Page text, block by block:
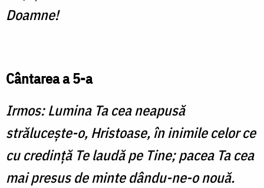
Doamne!
Cântarea a 5-a
Irmos: Lumina Ta cea neapusă
străluceşte-o, Hristoase, în inimile celor ce
cu credinţă Te laudă pe Tine; pacea Ta cea
mai presus de minte dându-ne-o nouă.